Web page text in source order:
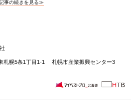
事の続きを見る≫
札幌5条1丁目1-1 札幌市産業振興センター3